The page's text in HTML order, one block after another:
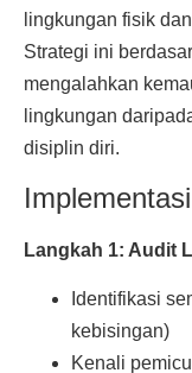
lingkungan fisik
Strategi ini
mengalahkan
lingkungan
disiplin diri.
Langkah 1: Audit
Identifikasi
kebisingan)
Kenali